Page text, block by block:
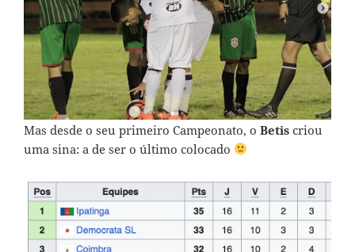
Mas desde o seu primeiro Campeonato, o Betis criou
uma sina: a de ser o último colocado